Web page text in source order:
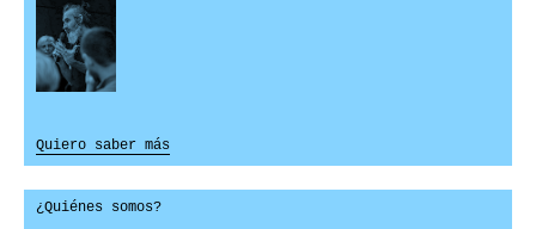
Quiero saber más
¿Quiénes somos?